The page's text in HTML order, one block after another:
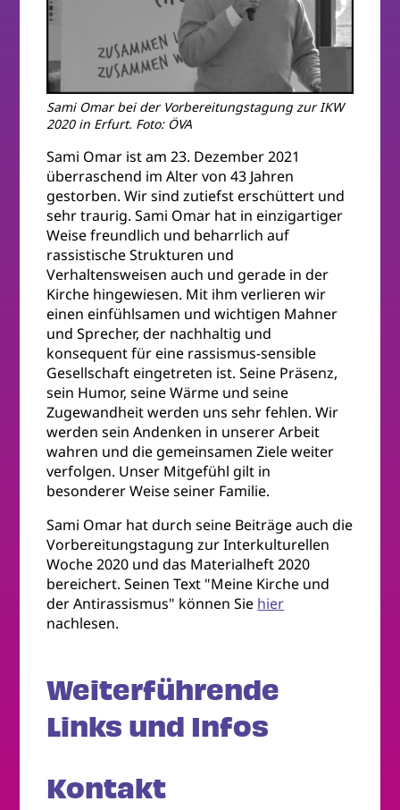
Sami Omar bei der Vorbereitungstagung zur IKW
2020 in Erfurt. Foto: ÖVA
Sami Omar ist am 23. Dezember 2021
überraschend im Alter von 43 Jahren
gestorben. Wir sind zutiefst erschüttert und
sehr traurig. Sami Omar hat in einzigartiger
Weise freundlich und beharrlich auf
rassistische Strukturen und
Verhaltensweisen auch und gerade in der
Kirche hingewiesen. Mit ihm verlieren wir
einen einfühlsamen und wichtigen Mahner
und Sprecher, der nachhaltig und
konsequent für eine rassismus-sensible
Gesellschaft eingetreten ist. Seine Präsenz,
sein Humor, seine Wärme und seine
Zugewandheit werden uns sehr fehlen. Wir
werden sein Andenken in unserer Arbeit
wahren und die gemeinsamen Ziele weiter
verfolgen. Unser Mitgefühl gilt in
besonderer Weise seiner Familie.
Sami Omar hat durch seine Beiträge auch die
Vorbereitungstagung zur Interkulturellen
Woche 2020 und das Materialheft 2020
bereichert. Seinen Text "Meine Kirche und
der Antirassismus" können Sie hier
nachlesen.
Weiterführende
Links und Infos
Kontakt